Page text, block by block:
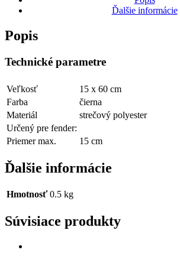
Ďalšie informácie
Popis
Technické parametre
Veľkosť
15 x 60 cm
Farba
čierna
Materiál
strečový polyester
Určený pre fender:
Priemer max.
15 cm
Ďalšie informácie
Hmotnosť 0.5 kg
Súvisiace produkty